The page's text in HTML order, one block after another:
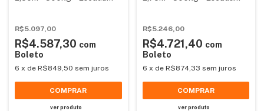
(Plataforma 60x60cm)
R$5.097,00
R$4.587,30 com
Boleto
6 x de R$849,50 sem juros
COMPRAR
ver produto
R$5.246,00
R$4.721,40 com
Boleto
6 x de R$874,33 sem juros
COMPRAR
ver produto